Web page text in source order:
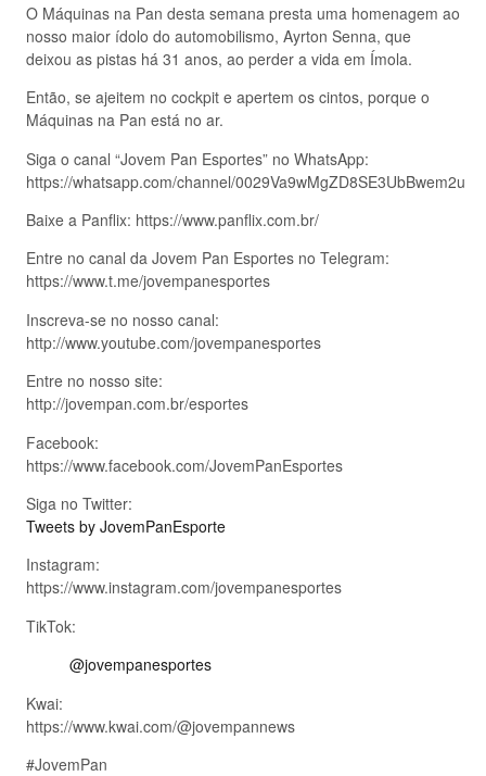
O Máquinas na Pan desta semana presta uma homenagem ao
nosso maior ídolo do automobilismo, Ayrton Senna, que
deixou as pistas há 31 anos, ao perder a vida em Ímola.
Então, se ajeitem no cockpit e apertem os cintos, porque o
Máquinas na Pan está no ar.
Siga o canal “Jovem Pan Esportes” no WhatsApp:
https://whatsapp.com/channel/0029Va9wMgZD8SE3UbBwem2u
Baixe a Panflix: https://www.panflix.com.br/
Entre no canal da Jovem Pan Esportes no Telegram:
https://www.t.me/jovempanesportes
Inscreva-se no nosso canal:
http://www.youtube.com/jovempanesportes
Entre no nosso site:
http://jovempan.com.br/esportes
Facebook:
https://www.facebook.com/JovemPanEsportes
Siga no Twitter:
Tweets by JovemPanEsporte
Instagram:
https://www.instagram.com/jovempanesportes
TikTok:
@jovempanesportes
Kwai:
https://www.kwai.com/@jovempannews
#JovemPan